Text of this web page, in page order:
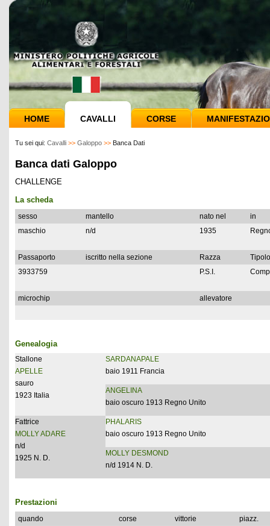
HOME CAVALLI CORSE
Tu sei qui: Cavalli >> Galoppo >> Banca Dati
Banca dati Galoppo
CHALLENGE
La scheda
sesso mantello nato nel
in
maschio
n/d 1935
Passaporto iscritto nella sezione Razza
3933759
P.S.I.
microchip allevatore
Genealogia
Stallone
APELLE
sauro
1923 Italia
SARDANAPALE
baio 1911 Francia
ANGELINA
baio oscuro 1913 Regno Unito
Fattrice
MOLLY ADARE
n/d
1925 N. D.
PHALARIS
baio oscuro 1913 Regno Unito
MOLLY DESMOND
n/d 1914 N. D.
Prestazioni
quando corse vittorie
piazz.